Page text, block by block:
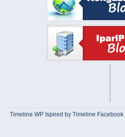
Timeline WP Ispired byTimeline Facebook